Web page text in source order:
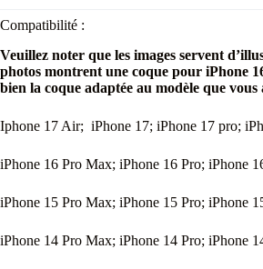
Compatibilité :
Veuillez noter que les images servent
photos montrent une coque pour iPhone
bien la coque adaptée au modèle que vous
Iphone 17 Air; iPhone 17; iPhone 17 pro;
iPhone 16 Pro Max; iPhone 16 Pro; iPhone
iPhone 15 Pro Max; iPhone 15 Pro; iPhone
iPhone 14 Pro Max; iPhone 14 Pro; iPhone